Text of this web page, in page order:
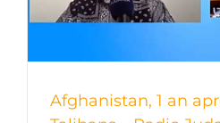
Afghanistan, 1 an